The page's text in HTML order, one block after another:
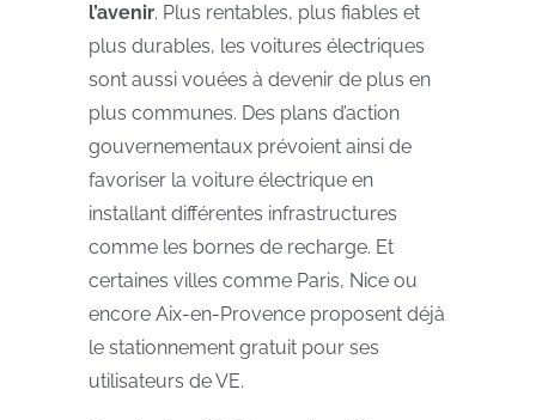
l’avenir. Plus rentables, plus fiables et
plus durables, les voitures électriques
sont aussi vouées à devenir de plus en
plus communes. Des plans d’action
gouvernementaux prévoient ainsi de
favoriser la voiture électrique en
installant différentes infrastructures
comme les bornes de recharge. Et
certaines villes comme Paris, Nice ou
encore Aix-en-Provence proposent déjà
le stationnement gratuit pour ses
utilisateurs de VE.